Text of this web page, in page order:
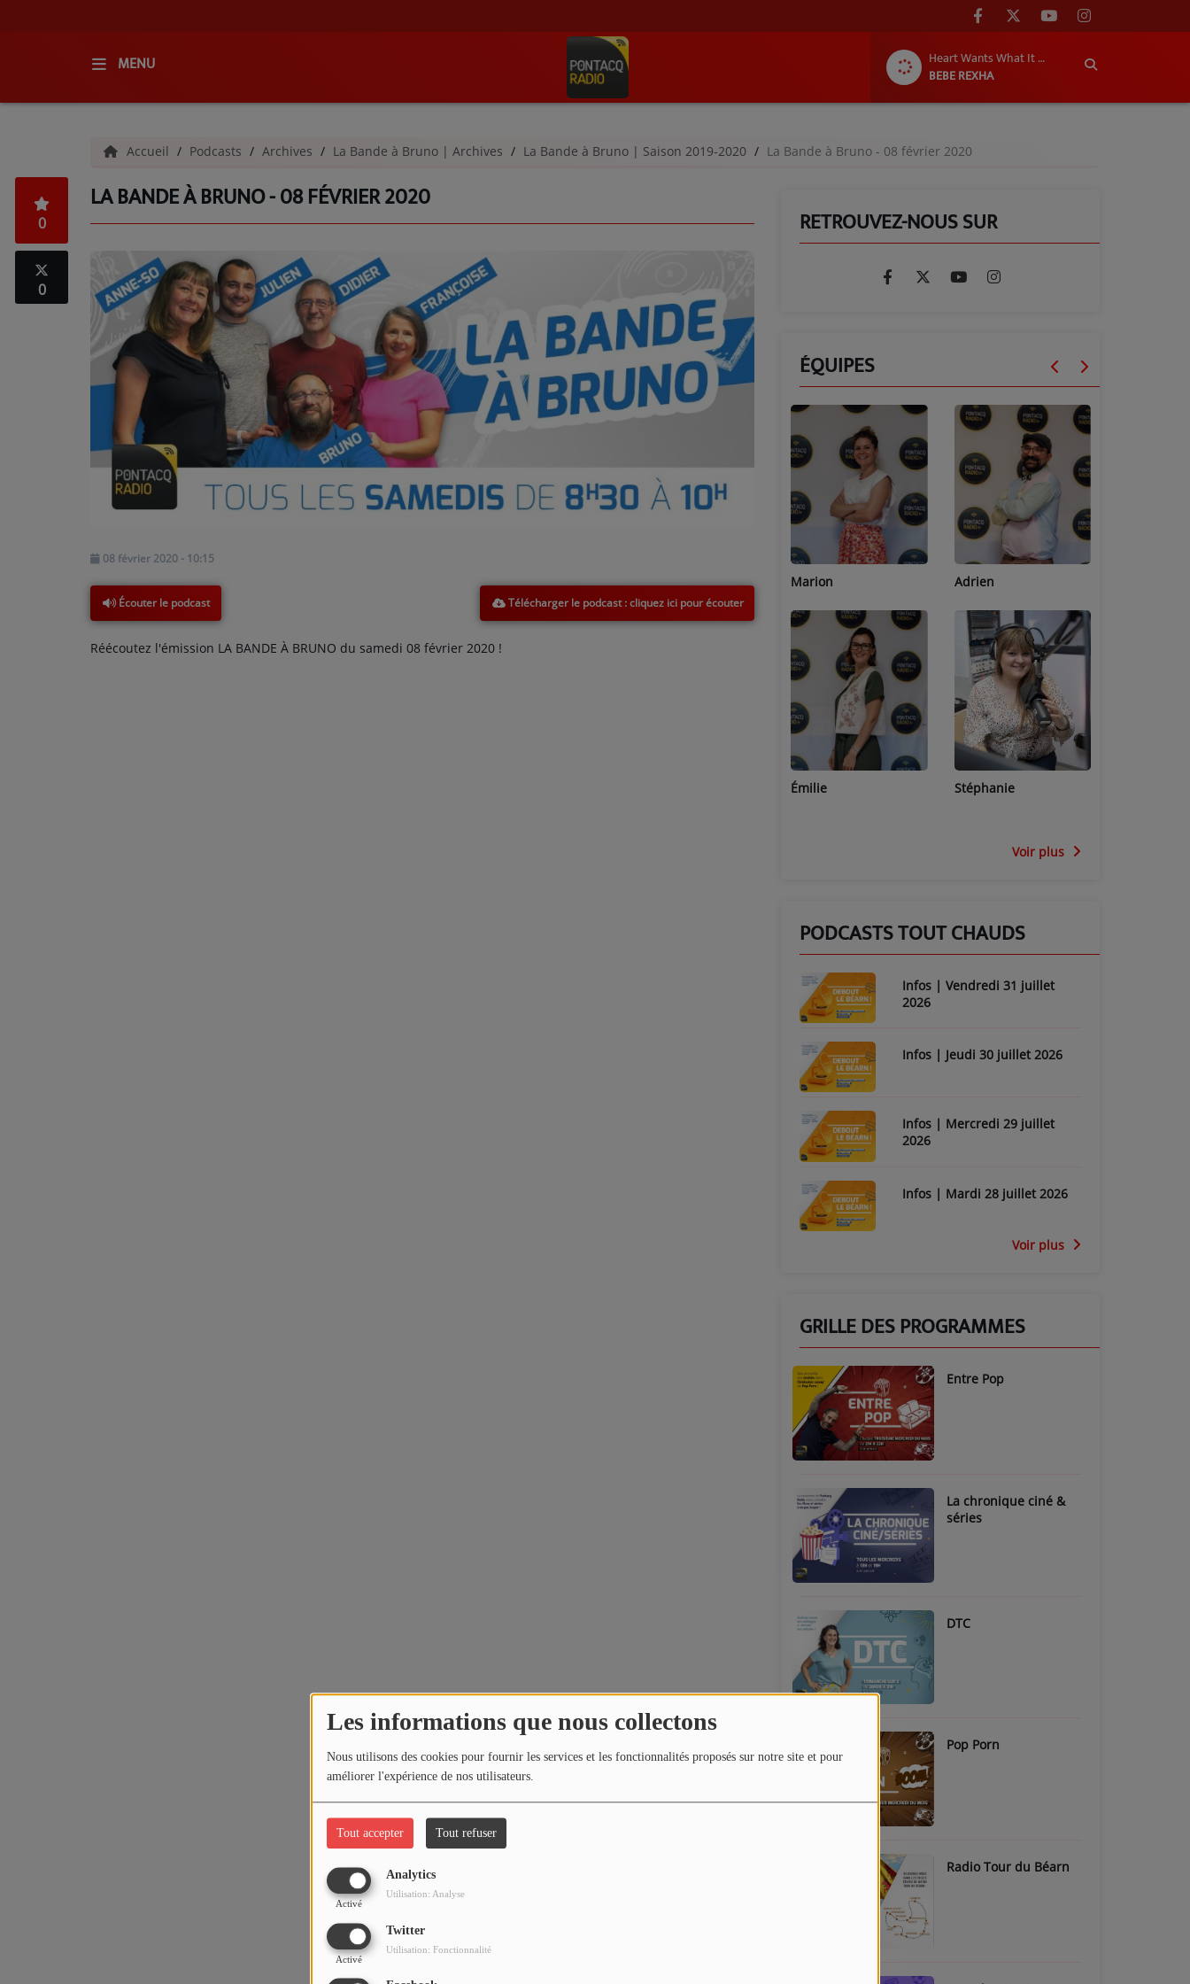
Les informations que nous collectons
Nous utilisons des cookies pour fournir les services et les fonctionnalités proposés sur notre site et pour
améliorer l'expérience de nos utilisateurs.
Tout accepter Tout refuser
Analytics
Activé
Utilisation: Analyse
Twitter
Activé
Utilisation: Fonctionnalité
MENU
Heart Wants What It Wants
BEBE REXHA
QUI SOMMES-NOUS ?
GRILLE DES PROGRAMMES
C'ÉTAIT QUOI CE TITRE ?
PODCASTS - SAISON 2026/2027
NOS PROGRAMMES COURTS
ARCHIVES - SAISONS PASSÉES
VOS ÉMISSIONS EN IMAGES
ANNONCEURS & ESPACE PRO
VOTRE PUBLICITÉ SUR PONTACQ RADIO
Accueil Podcasts Archives La Bande à Bruno | Archives La Bande à Bruno | Saison 2019-2020 La Bande à Bruno - 08 février 2020
LA BANDE À BRUNO - 08 FÉVRIER 2020
0
0
08 février 2020 - 10:15
Écouter le podcast Télécharger le podcast
Réécoutez l'émission LA BANDE À BRUNO du samedi 08 février 2020 !
RETROUVEZ-NOUS SUR
ÉQUIPES
Marion Adrien
Stéphanie
Lucas
Jean-Michel
Voir plus
PODCASTS TOUT CHAUDS
Infos | Vendredi 31 juillet
2026
Infos | Jeudi 30 juillet 2026
Infos | Mercredi 29 juillet
2026
Infos | Mardi 28 juillet 2026
Voir plus
GRILLE DES PROGRAMMES
Entre Pop
La chronique ciné &
séries
DTC
Pop Porn
Radio Tour du Béarn